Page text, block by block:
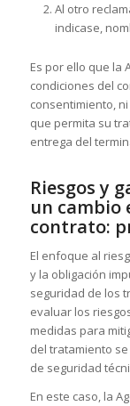
Al otro
indicase,
Es por ello que la
condiciones del
consentimiento,
que permita su
entrega del
Riesgos y
un cambio
contrato:
El enfoque al
y la obligación
seguridad de los
evaluar los
medidas para
del tratamiento
de seguridad
En este caso, la